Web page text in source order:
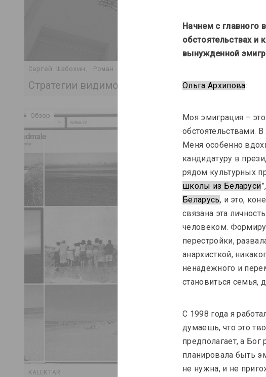
Сергей Шабохин, Роман Троцюк
Стратегии видимости в эпоху изгнания
Обзор
KALEKTAR
Начнем с главного
обстоятельствах и
вынужденной
Ольга Архипова:
Моя эмиграция –
обстоятельствами.
Меня особенно
кандидатуру в
рядом культурных
школы из Беларуси
Беларусь, и это,
связана эта
человеком.
перестройки,
анархисткой,
ненадежного и
становиться семья,
С 1998 года я
думаешь, что это
предполагает, а Бог
планировала быть
не нужна, и не